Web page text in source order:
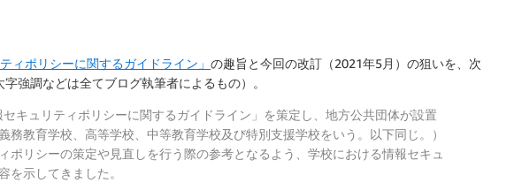
ィポリシーに関するガイドライン」 の趣旨と今回の改訂（2021年5月）の狙いを、次
強調などは全てブログ執筆者によるもの）。
キュリティポリシーに関するガイドライン」を策定し、 地方公共団体が設置
務教育学校、高等学校、中等教育学校及び特別支援学校をいう。以下同じ。）
ポリシーの策定や見直しを行う際の参考となるよう、学校における情報セキュ
を示してきました。